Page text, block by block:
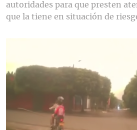
autoridades para que presten
que la tiene en situación de